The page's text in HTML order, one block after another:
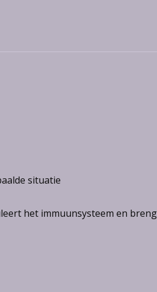
situatie
het immuunsysteem en